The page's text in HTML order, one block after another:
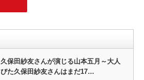
久保田紗友さんが演じる山本五月～大人
びた久保田紗友さんはまだ17…